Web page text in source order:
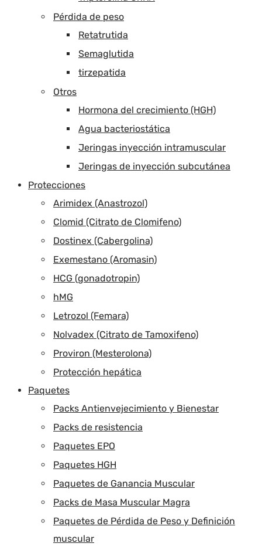
Pérdida de peso
Retatrutida
Semaglutida
tirzepatida
Otros
Hormona del crecimiento (HGH)
Agua bacteriostática
Jeringas inyección intramuscular
Jeringas de inyección subcutánea
Protecciones
Arimidex (Anastrozol)
Clomid (Citrato de Clomifeno)
Dostinex (Cabergolina)
Exemestano (Aromasin)
HCG (gonadotropin)
hMG
Letrozol (Femara)
Nolvadex (Citrato de Tamoxifeno)
Proviron (Mesterolona)
Protección hepática
Paquetes
Packs Antienvejecimiento y Bienestar
Packs de resistencia
Paquetes EPO
Paquetes HGH
Paquetes de Ganancia Muscular
Packs de Masa Muscular Magra
Paquetes de Pérdida de Peso y Definición
muscular